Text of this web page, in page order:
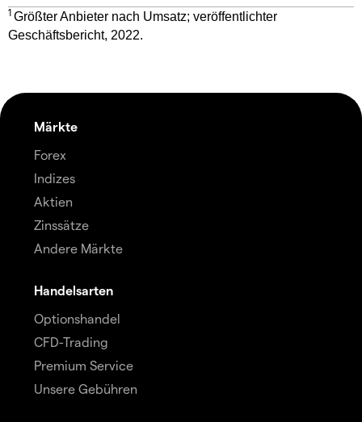
1 Größter Anbieter nach Umsatz; veröffentlichter
Geschäftsbericht, 2022.
Märkte
Forex
Indizes
Aktien
Zinssätze
Andere Märkte
Handelsarten
Optionshandel
CFD-Trading
Premium Service
Unsere Gebühren